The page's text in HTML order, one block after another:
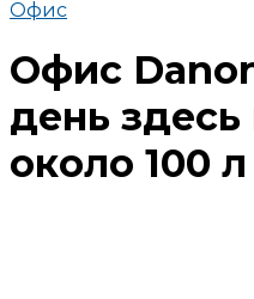
Офис
Офис
день
около 100